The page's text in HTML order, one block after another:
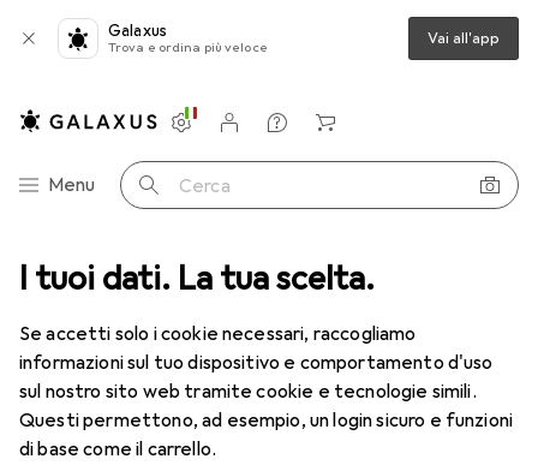
I tuoi dati. La tua scelta.
Se accetti solo i cookie necessari, raccogliamo
informazioni sul tuo dispositivo e comportamento d'uso
sul nostro sito web tramite cookie e tecnologie simili.
Questi permettono, ad esempio, un login sicuro e funzioni
di base come il carrello.
Galaxus
Trova e ordina più veloce Vai all'app
Categoria Navigazione
Menu Cerca
Impostazioni
Conto cliente
Liste di confronto
Liste dei desideri
Carrello
Lenti a contatto Air Optix più HydraGlyde per l'astigmatismo
1 Immagine
Air Optix più HydraGlyde per
EUR
47,29 EUR
7,88/1pz.